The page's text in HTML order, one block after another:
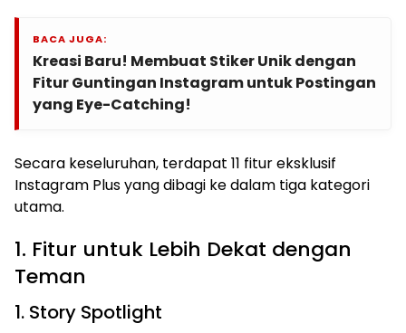
BACA JUGA:
Kreasi Baru! Membuat Stiker Unik dengan
Fitur Guntingan Instagram untuk Postingan
yang Eye-Catching!
Secara keseluruhan, terdapat 11 fitur eksklusif
Instagram Plus yang dibagi ke dalam tiga kategori
utama.
1. Fitur untuk Lebih Dekat dengan
Teman
1. Story Spotlight